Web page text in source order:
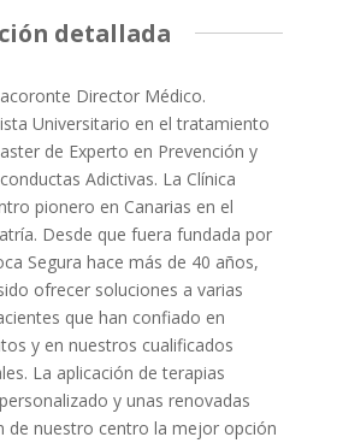
detallada
Director Médico.
Universitario en el tratamiento
de Experto en Prevención y
Adictivas. La Clínica
pionero en Canarias en el
Desde que fuera fundada por
Segura hace más de 40 años,
ofrecer soluciones a varias
que han confiado en
y en nuestros cualificados
La aplicación de terapias
y unas renovadas
de nuestro centro la mejor opción